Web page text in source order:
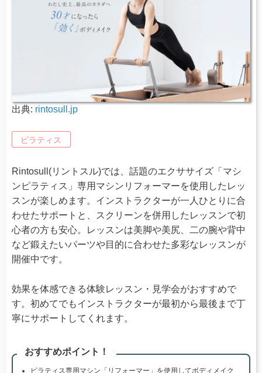
出典: rintosull.jp
ピラティス
Rintosull(リントスル)では、話題のエクササイズ「マシ
ンピラティス」専用マシンリフォーマーを使用したレッ
スンが楽しめます。インストラクターが一人ひとりに合
わせたサポートと、スクリーンを併用したレッスンで初
心者の方も安心。レッスンは美脚や美尻、二の腕や背中
など鍛えたいパーツや目的に合わせた多彩なレッスンが
開催中です。
効果を体感できる体験レッスン・見学会がおすすめで
す。初めてでもインストラクターが最初から最後まで丁
寧にサポートしてくれます。
おすすめポイント！
ピラティス専用マシン「リフォーマー」を使用してボディメイク